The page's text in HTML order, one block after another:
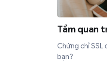
Tầm quan
Chứng chỉ
bạn?